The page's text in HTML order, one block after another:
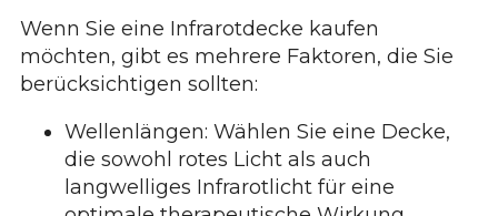
Wenn Sie eine Infrarotdecke kaufen
möchten, gibt es mehrere Faktoren, die Sie
berücksichtigen sollten:
Wellenlängen: Wählen Sie eine Decke,
die sowohl rotes Licht als auch
langwelliges Infrarotlicht für eine